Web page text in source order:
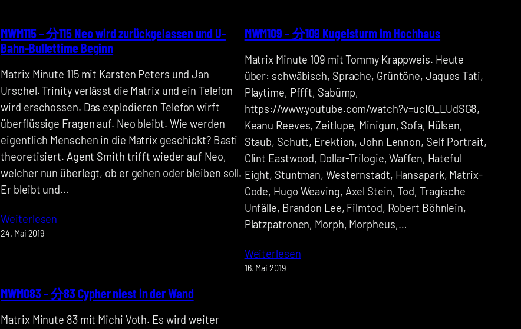
MWM115 – 分115 Neo wird zurückgelassen und U-
Bahn-Bullettime Beginn
Matrix Minute 115 mit Karsten Peters und Jan
Urschel. Trinity verlässt die Matrix und ein Telefon
wird erschossen. Das explodieren Telefon wirft
überflüssige Fragen auf. Neo bleibt. Wie werden
eigentlich Menschen in die Matrix geschickt? Basti
theoretisiert. Agent Smith trifft wieder auf Neo,
welcher nun überlegt, ob er gehen oder bleiben soll.
Er bleibt und…
Weiterlesen
24. Mai 2019
MWM109 – 分109 Kugelsturm im Hochhaus
Matrix Minute 109 mit Tommy Krappweis. Heute
über: schwäbisch, Sprache, Grüntöne, Jaques Tati,
Playtime, Pffft, Sabümp,
https://www.youtube.com/watch?v=ucIO_LUdSG8,
Keanu Reeves, Zeitlupe, Minigun, Sofa, Hülsen,
Staub, Schutt, Erektion, John Lennon, Self Portrait,
Clint Eastwood, Dollar-Trilogie, Waffen, Hateful
Eight, Stuntman, Westernstadt, Hansapark, Matrix-
Code, Hugo Weaving, Axel Stein, Tod, Tragische
Unfälle, Brandon Lee, Filmtod, Robert Böhnlein,
Platzpatronen, Morph, Morpheus,…
Weiterlesen
16. Mai 2019
MWM083 – 分83 Cypher niest in der Wand
Matrix Minute 83 mit Michi Voth. Es wird weiter